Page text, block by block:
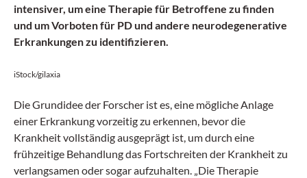
intensiver, um eine Therapie für Betroffene zu finden
und um Vorboten für PD und andere neurodegenerative
Erkrankungen zu identifizieren.
iStock/gilaxia
Die Grundidee der Forscher ist es, eine mögliche Anlage
einer Erkrankung vorzeitig zu erkennen, bevor die
Krankheit vollständig ausgeprägt ist, um durch eine
frühzeitige Behandlung das Fortschreiten der Krankheit zu
verlangsamen oder sogar aufzuhalten. „Die Therapie